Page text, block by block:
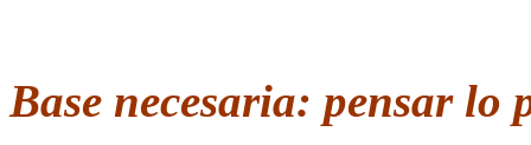
Base necesaria: pensar lo